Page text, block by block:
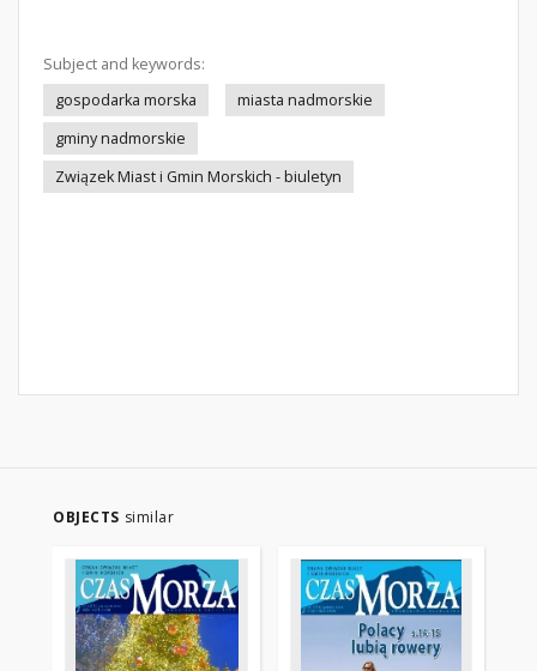
Subject and keywords:
gospodarka morska
miasta nadmorskie
gminy nadmorskie
Związek Miast i Gmin Morskich - biuletyn
OBJECTS similar